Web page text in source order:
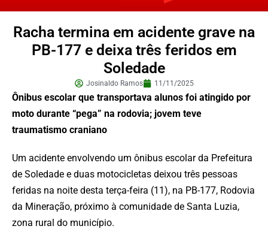
Racha termina em acidente grave na
PB-177 e deixa três feridos em
Soledade
Josinaldo Ramos 11/11/2025
Ônibus escolar que transportava alunos foi atingido por
moto durante “pega” na rodovia; jovem teve
traumatismo craniano
Um acidente envolvendo um ônibus escolar da Prefeitura
de Soledade e duas motocicletas deixou três pessoas
feridas na noite desta terça-feira (11), na PB-177, Rodovia
da Mineração, próximo à comunidade de Santa Luzia,
zona rural do município.